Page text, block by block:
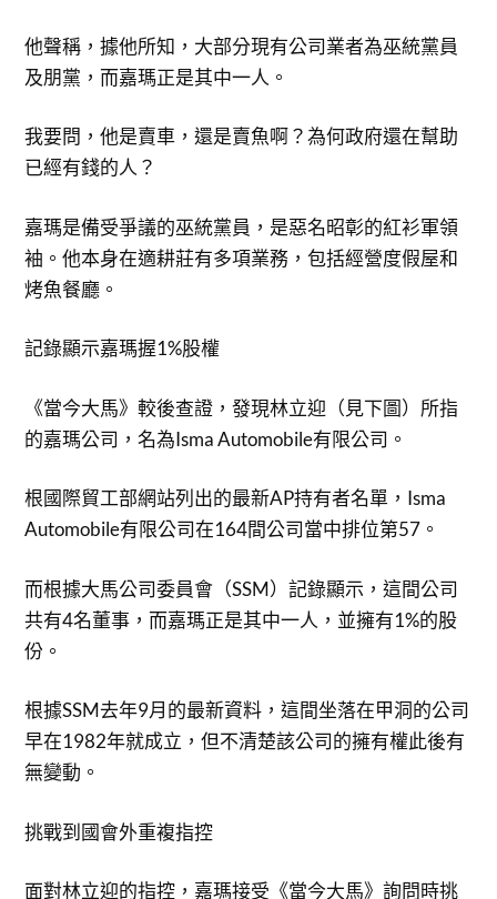
他聲稱，據他所知，大部分現有公司業者為巫統黨員
及朋黨，而嘉瑪正是其中一人。
我要問，他是賣車，還是賣魚啊？為何政府還在幫助
已經有錢的人？
嘉瑪是備受爭議的巫統黨員，是惡名昭彰的紅衫軍領
袖。他本身在適耕莊有多項業務，包括經營度假屋和
烤魚餐廳。
記錄顯示嘉瑪握1%股權
《當今大馬》較後查證，發現林立迎（見下圖）所指
的嘉瑪公司，名為Isma Automobile有限公司。
根國際貿工部網站列出的最新AP持有者名單，Isma
Automobile有限公司在164間公司當中排位第57。
而根據大馬公司委員會（SSM）記錄顯示，這間公司
共有4名董事，而嘉瑪正是其中一人，並擁有1%的股
份。
根據SSM去年9月的最新資料，這間坐落在甲洞的公司
早在1982年就成立，但不清楚該公司的擁有權此後有
無變動。
挑戰到國會外重複指控
面對林立迎的指控，嘉瑪接受《當今大馬》詢問時挑